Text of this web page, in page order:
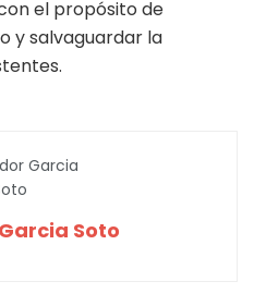
el propósito de
y salvaguardar la
Soto